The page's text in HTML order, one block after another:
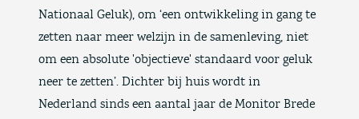
Nationaal Geluk), om ‘een ontwikkeling in gang te
zetten naar meer welzijn in de samenleving, niet
om een absolute 'objectieve' standaard voor geluk
neer te zetten’. Dichter bij huis wordt in
Nederland sinds een aantal jaar de Monitor Brede